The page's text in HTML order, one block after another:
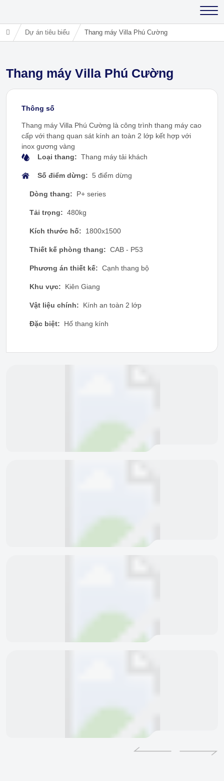
Dự án tiêu biểu Thang máy Villa Phú Cường
Thang máy Villa Phú Cường
Thông số
Thang máy Villa Phú Cường là công trình thang máy cao
cấp với thang quan sát kính an toàn 2 lớp kết hợp với
inox gương vàng
Loại thang: Thang máy tải khách
Số điểm dừng: 5 điểm dừng
Dòng thang: P+ series
Tải trọng: 480kg
Kích thước hố: 1800x1500
Thiết kế phòng thang: CAB - P53
Phương án thiết kế: Cạnh thang bộ
Khu vực: Kiên Giang
Vật liệu chính: Kính an toàn 2 lớp
Đặc biệt: Hố thang kính